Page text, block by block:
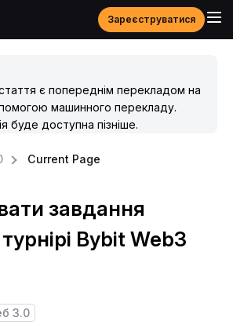
Зареєструватися
є попереднім перекладом на
машинного перекладу.
буде доступна пізніше.
Current Page
завдання
Bybit Web3
3.0